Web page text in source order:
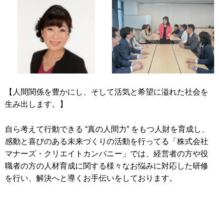
【人間関係を豊かにし、そして活気と希望に溢れた社会を
生み出します。】
自ら考えて行動できる “真の人間力” をもつ人財を育成し、
感動と喜びのある未来づくりの活動を行ってる「株式会社
マナーズ・クリエイトカンパニー」では、経営者の方や役
職者の方の人材育成に関する様々なお悩みに対応した研修
を行い、解決へと導くお手伝いをしております。